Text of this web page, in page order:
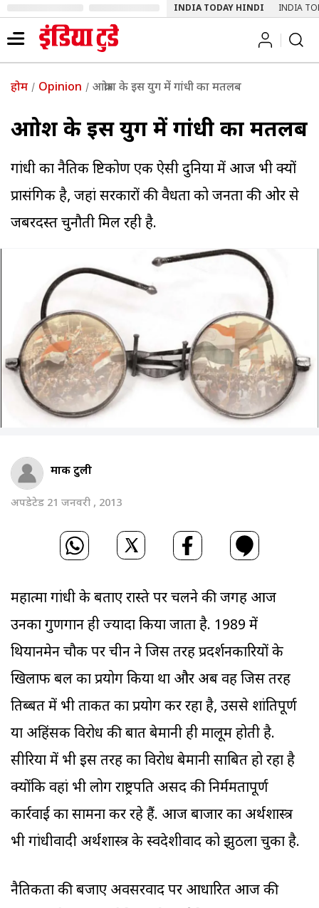
INDIA TODAY HINDI INDIA
होम Opinion आक्रोश के इस युग में गांधी का मतलब
आक्रोश के इस युग में गांधी का मतलब
गांधी का नैतिक दृष्टिकोण एक ऐसी दुनिया में आज भी क्यों
प्रासंगिक है, जहां सरकारों की वैधता को जनता की ओर से
जबरदस्त चुनौती मिल रही है.
मार्क टुली
अपडेटेड 21 जनवरी , 2013
महात्मा गांधी के बताए रास्ते पर चलने की जगह आज
उनका गुणगान ही ज्यादा किया जाता है. 1989 में
थियानमेन चौक पर चीन ने जिस तरह प्रदर्शनकारियों के
खिलाफ बल का प्रयोग किया था और अब वह जिस तरह
तिब्बत में भी ताकत का प्रयोग कर रहा है, उससे शांतिपूर्ण
या अहिंसक विरोध की बात बेमानी ही मालूम होती है.
सीरिया में भी इस तरह का विरोध बेमानी साबित हो रहा है
क्योंकि वहां भी लोग राष्ट्रपति असद की निर्ममतापूर्ण
कार्रवाई का सामना कर रहे हैं. आज बाजार का अर्थशास्त्र
भी गांधीवादी अर्थशास्त्र के स्वदेशीवाद को झुठला चुका है.
नैतिकता की बजाए अवसरवाद पर आधारित आज की